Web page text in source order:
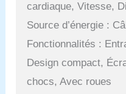
cardiaque, Vitesse,
Source d’énergie :
Fonctionnalités :
Design compact,
chocs, Avec roues